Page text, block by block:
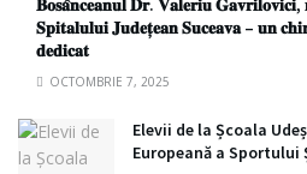
𝐁𝐨𝐬𝐚̂𝐧𝐜𝐞𝐚𝐧𝐮𝐥 𝐃𝐫. 𝐕𝐚𝐥𝐞𝐫𝐢𝐮 𝐆𝐚𝐯𝐫𝐢𝐥𝐨𝐯𝐢𝐜𝐢,
𝐒𝐩𝐢𝐭𝐚𝐥𝐮𝐥𝐮𝐢 𝐉𝐮𝐝𝐞𝐭̦𝐞𝐚𝐧 𝐒𝐮𝐜𝐞𝐚𝐯𝐚 – 𝐮𝐧
𝐝𝐞𝐝𝐢𝐜𝐚𝐭
OCTOMBRIE 7, 2025
Elevii de la Școala
Europeană a Sportului